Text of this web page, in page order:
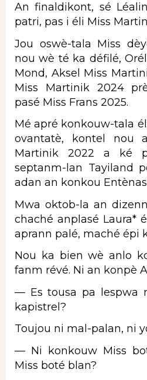
An finaldikont, sé
patri, pas i éli Miss
Jou oswè-tala Miss
nou wè té ka défilé,
Mond, Aksel Miss
Miss Martinik 2024
pasé Miss Frans 2025.
Mé apré konkouw-tala
ovantatè, kontel nou
Martinik 2022 a ké
septanm-lan Tayiland
adan an konkou
Mwa oktob-la an
chaché anplasé Laura*
aprann palé, maché épi
Nou ka bien wè anlo
fanm révé. Ni an konpè
— Es tousa pa lespwa
kapistrel?
Toujou ni mal-palan, ni
— Ni konkouw Miss
Miss boté blan?